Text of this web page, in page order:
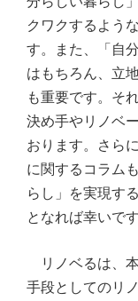
クワクするよう
す。また、「自
はもちろん、立
も重要です。そ
決め手やリノベ
おります。さら
に関するコラム
らし」を実現す
となれば幸いです
リノベるは、
手段としてのリ